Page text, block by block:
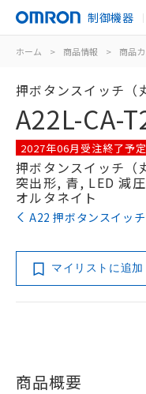
制御機器
ホーム > 商品情報 > 商品
押ボタンスイッチ
A22L-CA-
2027年06月受注終了予定
押ボタンスイッチ
突出形, 青, LED 減
オルタネイト
A22 押ボタンスイッ
マイリストに追加
商品概要